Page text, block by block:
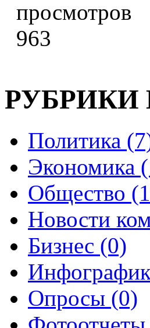
963
РУБРИКИ
Политика
Экономика
Общество
Новости
Бизнес (0)
Опросы (0)